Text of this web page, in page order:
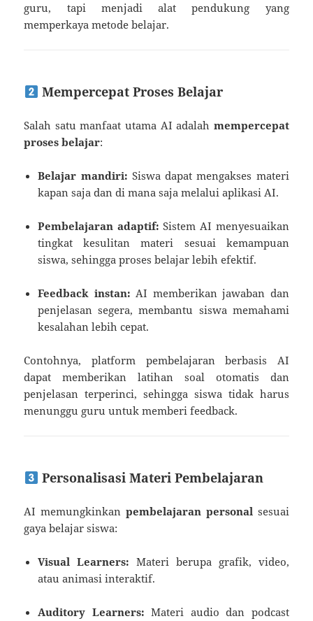
guru, tapi menjadi alat pendukung yang
memperkaya metode belajar.
Mempercepat Proses Belajar
Salah satu manfaat utama AI adalah mempercepat
proses belajar:
Belajar mandiri: Siswa dapat mengakses materi
kapan saja dan di mana saja melalui aplikasi AI.
Pembelajaran adaptif: Sistem AI menyesuaikan
tingkat kesulitan materi sesuai kemampuan
siswa, sehingga proses belajar lebih efektif.
Feedback instan: AI memberikan jawaban dan
penjelasan segera, membantu siswa memahami
kesalahan lebih cepat.
Contohnya, platform pembelajaran berbasis AI
dapat memberikan latihan soal otomatis dan
penjelasan terperinci, sehingga siswa tidak harus
menunggu guru untuk memberi feedback.
Personalisasi Materi Pembelajaran
AI memungkinkan pembelajaran personalsesuai
gaya belajar siswa:
Visual Learners: Materi berupa grafik, video,
atau animasi interaktif.
Auditory Learners: Materi audio dan podcast